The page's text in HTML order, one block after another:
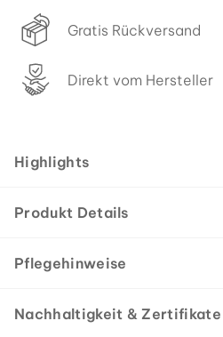
Gratis Rückversand
Direkt vom Hersteller
Highlights
Produkt Details
Pflegehinweise
Nachhaltigkeit & Zertifikate